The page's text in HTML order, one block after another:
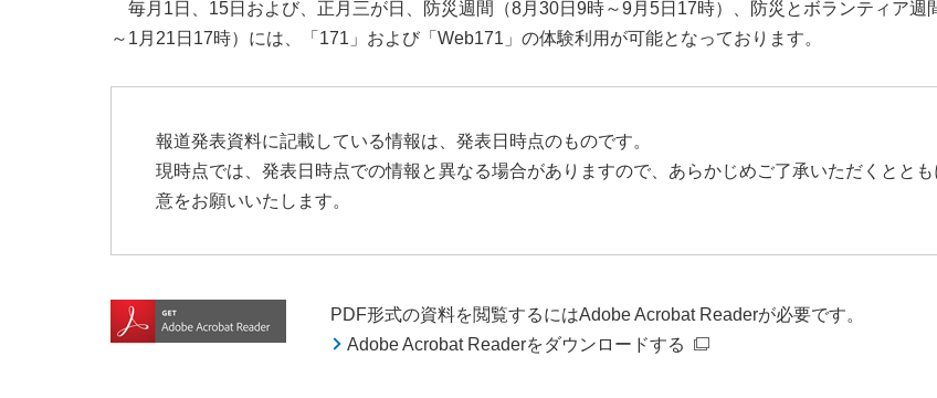
毎月1日、15日および、正月三が日、防災週間（8月30日9時～9月5日17時）、防災とボランティア週
～1月21日17時）には、「171」および「Web171」の体験利用が可能となっております。
報道発表資料に記載している情報は、発表日時点のものです。
現時点では、発表日時点での情報と異なる場合がありますので、あらかじめご了承いただくとと
意をお願いいたします。
PDF形式の資料を閲覧するにはAdobe Acrobat Readerが必要です。
Adobe Acrobat Readerをダウンロードする